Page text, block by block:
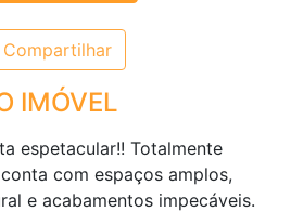
IMÓVEL
espetacular!! Totalmente
com espaços amplos,
e acabamentos impecáveis.